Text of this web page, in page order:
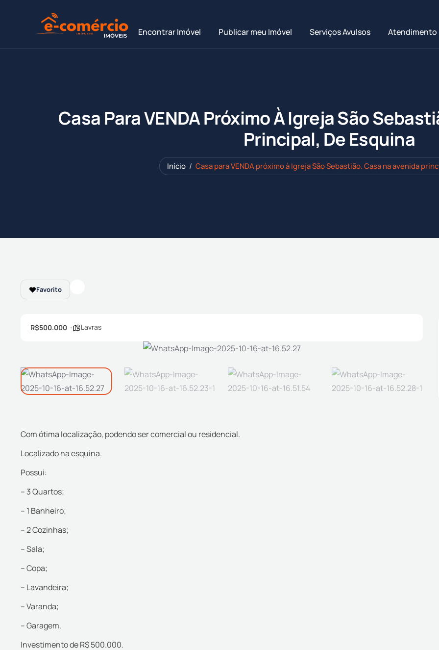
Encontrar Imóvel Publicar meu Imóvel Serviços Avulsos Atendimento
Casa Para VENDA Próximo À Igreja São
Principal, De Esquina
Início Casa para VENDA próximo à Igreja São Sebastião. Casa na avenida
Favorito
R$500.000 Lavras
Com ótima localização, podendo ser comercial ou residencial.
Localizado na esquina.
Possui:
– 3 Quartos;
– 1 Banheiro;
– 2 Cozinhas;
– Sala;
– Copa;
– Lavandeira;
– Varanda;
– Garagem.
Investimento de R$ 500.000.